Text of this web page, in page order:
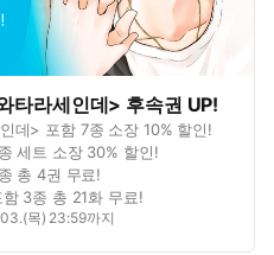
라세인데> 후속권 UP!
데> 포함 7종 소장 10% 할인!
세트 소장 30% 할인!
총 4권 무료!
3종 총 21화 무료!
목) 23:59까지